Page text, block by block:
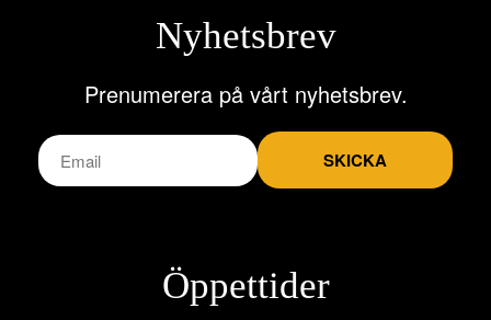
Nyhetsbrev
Prenumerera på vårt nyhetsbrev.
SKICKA
Öppettider